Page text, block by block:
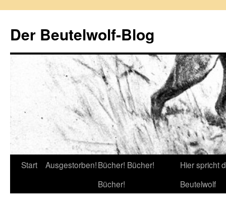
springen
Der Beutelwolf-Blog
Start Ausgestorben!Bücher! Bücher!
Bücher!
Hier spricht
Beutelwolf